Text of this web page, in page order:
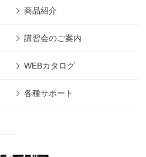
商品紹介
講習会のご案内
WEBカタログ
各種サポート